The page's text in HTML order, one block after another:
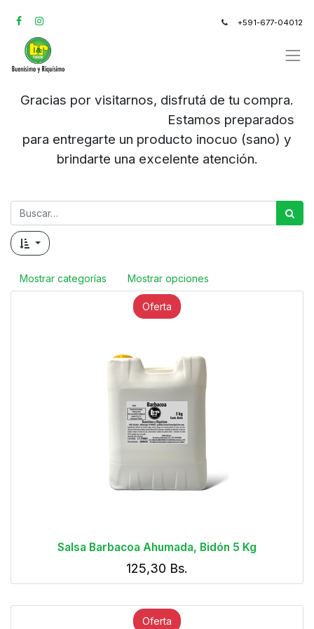
+591-677-04012
Gracias por visitarnos, disfrutá de tu compra.
Estamos preparados
para entregarte un producto inocuo (sano) y
brindarte una excelente atención.
Mostrar categorías Mostrar opciones
Oferta
Salsa Barbacoa Ahumada, Bidón 5 Kg
125,30 Bs.
Oferta